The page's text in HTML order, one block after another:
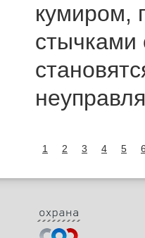
кумиром,
1 2 3 4 5 6